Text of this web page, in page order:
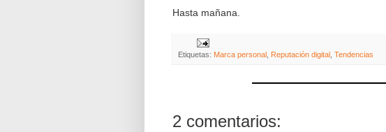
Hasta mañana.
Etiquetas: Marca personal Reputación digital Tendencias
2 comentarios: